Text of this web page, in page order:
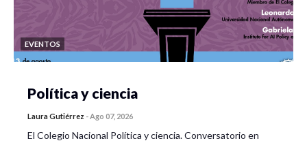
EVENTOS
Política y ciencia
Laura Gutiérrez -Ago 07, 2026
El Colegio Nacional Política y ciencia. Conversatorio en